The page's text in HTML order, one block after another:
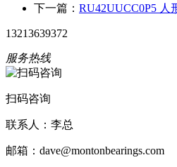
下一篇： RU42UUCC0P5 人
13213639372
服务热线
扫码咨询
联系人：李总
邮箱：dave@montonbearings.com